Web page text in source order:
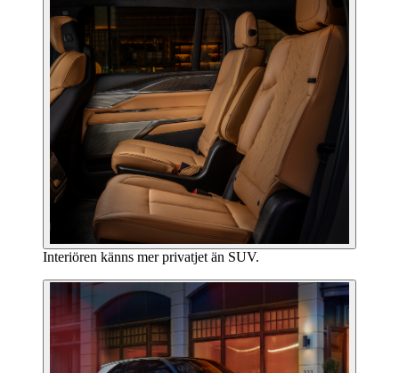
Interiören känns mer privatjet än SUV.